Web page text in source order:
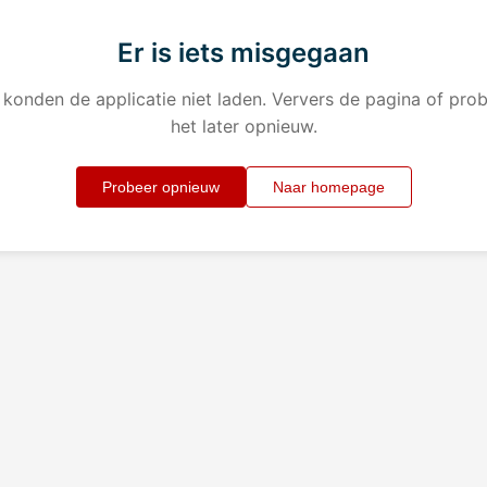
Er is iets misgegaan
konden de applicatie niet laden. Ververs de pagina of
het later opnieuw.
Probeer opnieuw Naar homepage